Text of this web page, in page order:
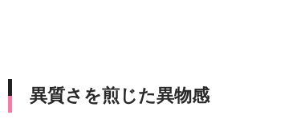
異質さを煎じた異物感